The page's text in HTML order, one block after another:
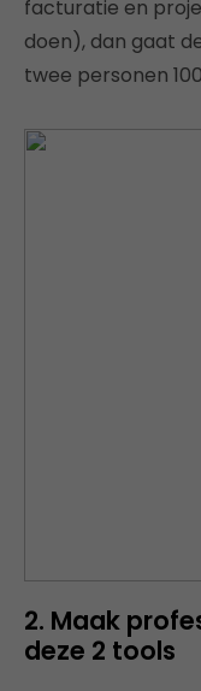
facturatie en
doen), dan gaat
twee personen
2. Maak
deze 2 tools